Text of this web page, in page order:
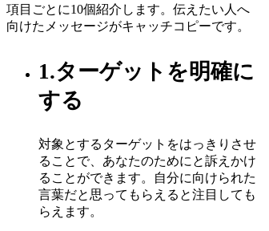
項目ごとに10個紹介します。伝えたい人へ
向けたメッセージがキャッチコピーです。
1.ターゲットを明確に
する
対象とするターゲットをはっきりさせ
ることで、あなたのためにと訴えかけ
ることができます。自分に向けられた
言葉だと思ってもらえると注目しても
らえます。